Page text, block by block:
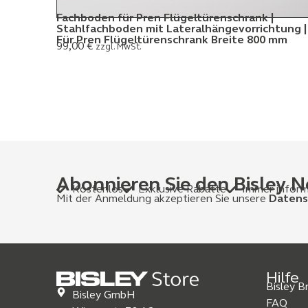
Fachboden für Pren Flügeltürenschrank |
Stahlfachboden mit Lateralhängevorrichtung |
Für Pren Flügeltürenschrank Breite 800 mm
99,00€ zzgl. MwSt.
Abonnieren Sie den Bisley
Kostenlos Exklusive Rabatte
Immer
Mit der Anmeldung akzeptieren Sie unsere
Bisley GmbH
Hilfe
Bisley
FAQ